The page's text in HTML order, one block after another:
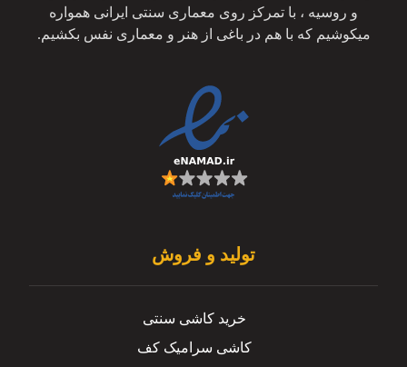
و روسیه ، با تمرکز روی معماری سنتی ایرانی همواره
میکوشیم که با هم در باغی از هنر و معماری نفس بکشیم.
تولید و فروش
خرید کاشی سنتی
کاشی سرامیک کف